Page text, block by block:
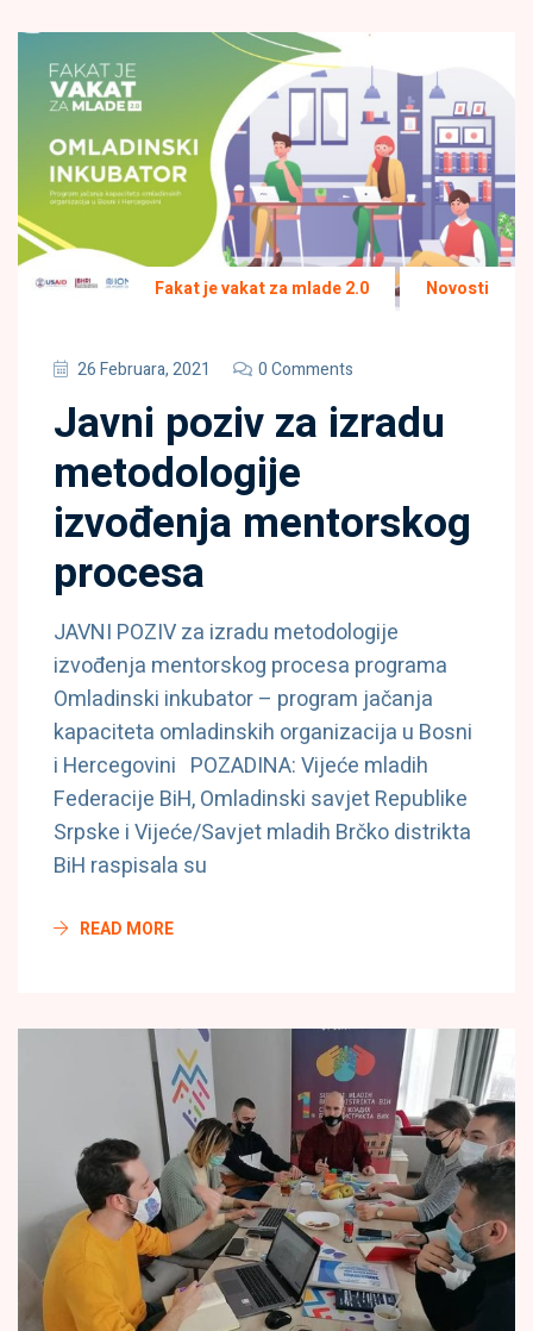
Fakat je vakat za mlade 2.0 Novosti
26 Februara, 2021 0 Comments
Javni poziv za izradu
metodologije
izvođenja mentorskog
procesa
JAVNI POZIV za izradu metodologije
izvođenja mentorskog procesa programa
Omladinski inkubator – program jačanja
kapaciteta omladinskih organizacija u Bosni
i Hercegovini POZADINA: Vijeće mladih
Federacije BiH, Omladinski savjet Republike
Srpske i Vijeće/Savjet mladih Brčko distrikta
BiH raspisala su
READ MORE